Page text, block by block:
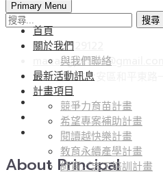
Primary Menu
首頁
關於我們
與我們聯絡
最新活動訊息
計畫項目
競爭力育苗計畫
希望專案補助計畫
閱讀越快樂計畫
教育永續產學計畫
師資／志工培訓計畫
搜
(02) 22529122
macangpeace@gmail.com
106 台北市大安區和平東路
About Principal